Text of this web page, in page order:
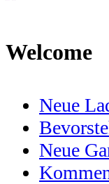
Welcome
Neue
Neue